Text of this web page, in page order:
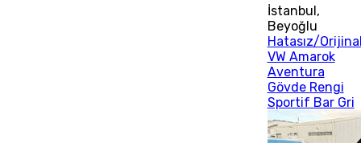
İstanbul ,
Beyoğlu
Hatasız/
VW Amarok
Aventura
Gövde Rengi
Sportif Bar Gri